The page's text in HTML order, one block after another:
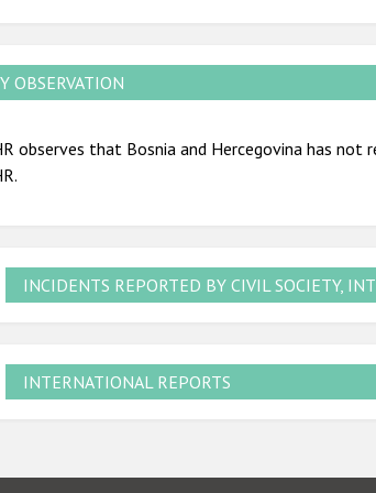
OBSERVATION
observes that Bosnia and Hercegovina has
INCIDENTS REPORTED BY CIVIL SOCIETY,
INTERNATIONAL REPORTS